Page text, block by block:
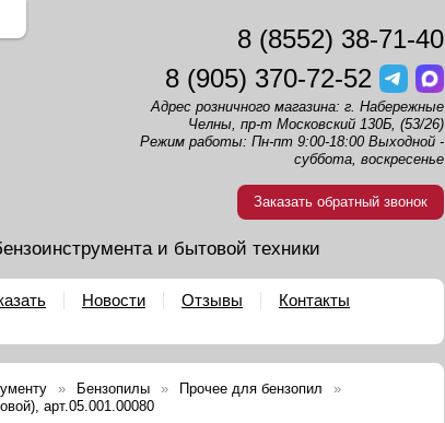
8 (8552) 38-71-40
8 (905) 370-72-52
Адрес розничного магазина: г. Набережные
Челны, пр-т Московский 130Б, (53/26)
Режим работы: Пн-пт 9:00-18:00 Выходной -
суббота, воскресенье
Заказать обратный звонок
и бытовой техники
Новости Отзывы
Контакты
Бензопилы
Прочее для бензопил
арт.05.001.00080